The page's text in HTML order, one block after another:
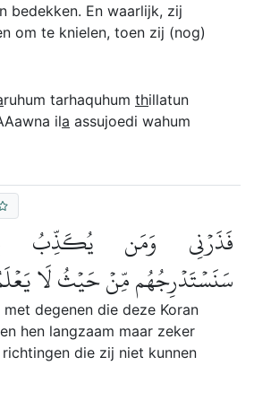
bedekken. En waarlijk, zij
om te knielen, toen zij (nog)
ruhum tarhaquhum thillatun
ila assujoedi wahum
فَذَرۡنِي وَمَن يُكَذِّبُ
سَنَسۡتَدۡرِجُهُم مِّنۡ حَيۡثُ لَا
degenen die deze Koran
hen langzaam maar zeker
die zij niet kunnen